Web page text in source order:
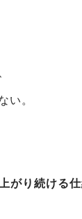
ない。
がり続ける